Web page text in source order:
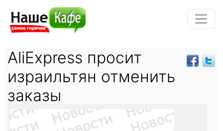
AliExpress просит
израильтян отменить
заказы